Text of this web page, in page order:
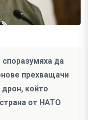
споразумяха да
прехващачи
който
от НАТО